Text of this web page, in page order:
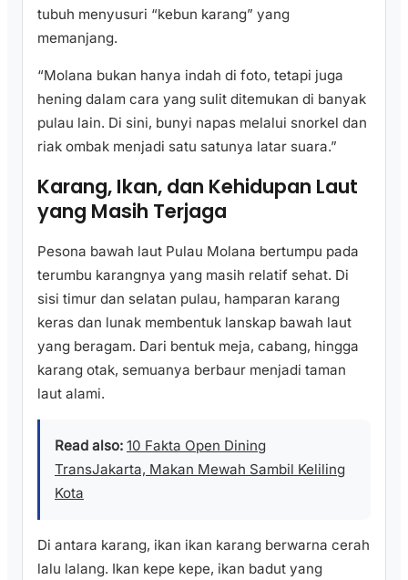
tubuh menyusuri “kebun karang” yang
memanjang.
“Molana bukan hanya indah di foto, tetapi juga
hening dalam cara yang sulit ditemukan di banyak
pulau lain. Di sini, bunyi napas melalui snorkel dan
riak ombak menjadi satu satunya latar suara.”
Karang, Ikan, dan Kehidupan Laut
yang Masih Terjaga
Pesona bawah laut Pulau Molana bertumpu pada
terumbu karangnya yang masih relatif sehat. Di
sisi timur dan selatan pulau, hamparan karang
keras dan lunak membentuk lanskap bawah laut
yang beragam. Dari bentuk meja, cabang, hingga
karang otak, semuanya berbaur menjadi taman
laut alami.
Read also: 10 Fakta Open Dining
TransJakarta, Makan Mewah Sambil Keliling
Kota
Di antara karang, ikan ikan karang berwarna cerah
lalu lalang. Ikan kepe kepe, ikan badut yang